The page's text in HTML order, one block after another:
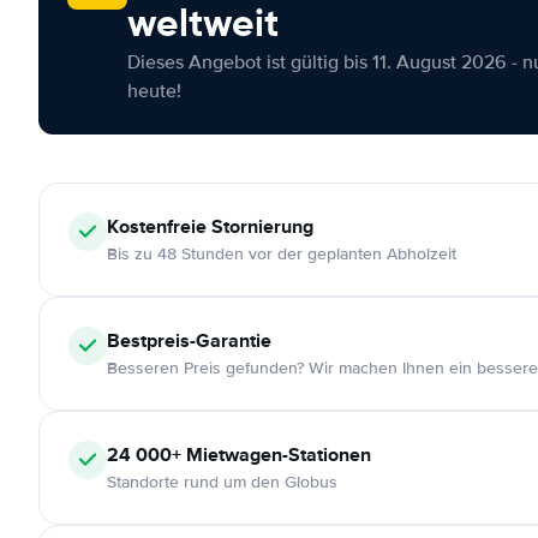
weltweit
Dieses Angebot ist gültig bis 11. August 2026 -
heute!
KostenfreieStornierung
Bis zu 48 Stunden vor der geplanten Abholzeit
Bestpreis-Garantie
Besseren Preis gefunden? Wir machen Ihnen ein
24 000+ Mietwagen-Stationen
Standorte rund um den Globus